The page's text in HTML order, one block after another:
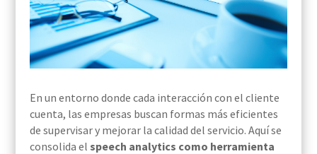
En un entorno donde cada interacción con el cliente
cuenta, las empresas buscan formas más eficientes
de supervisar y mejorar la calidad del servicio. Aquí se
consolida el speech analytics como herramienta